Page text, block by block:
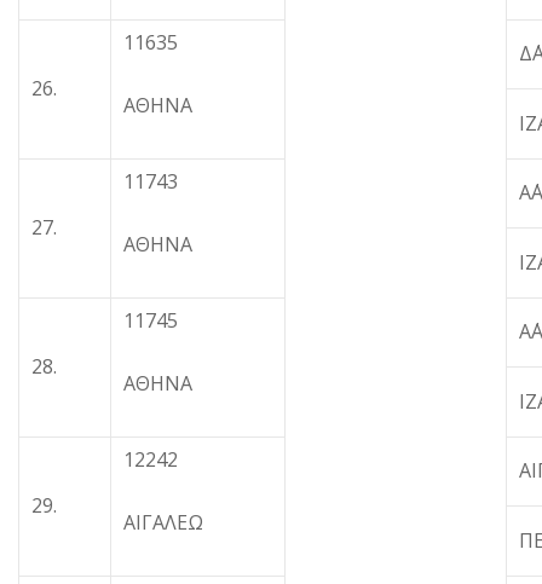
26.
11635
ΑΘΗΝΑ
27.
11743
ΑΘΗΝΑ
28.
11745
ΑΘΗΝΑ
29.
12242
ΑΙΓΑΛΕΩ